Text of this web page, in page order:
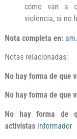
cómo van a
violencia, si no
Nota completa en:
Notas relacionadas:
No hay forma de que
No hay forma de que
No hay forma de
activistas informador